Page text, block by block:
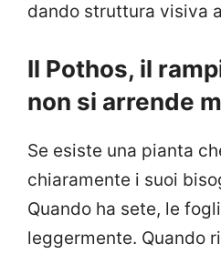
dando struttura visiva
Il Pothos, il
non si arrende
Se esiste una pianta
chiaramente i suoi
Quando ha sete, le
leggermente. Quando